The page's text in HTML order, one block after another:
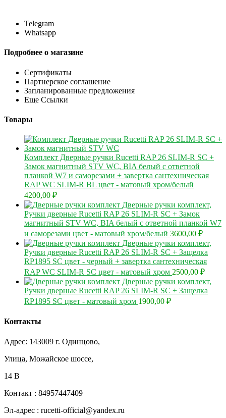
Telegram
Whatsapp
Подробнее о магазине
Сертификаты
Партнерское соглашение
Запланированные предложения
Еще Ссылки
Товары
Комплект Дверные ручки Rucetti RAP 26 SLIM-R SC +
Замок магнитный STV WC, BIA белый с ответной
планкой W7 и саморезами + завертка сантехническая
RAP WC SLIM-R BL цвет - матовый хром/белый
4200,00 ₽
Дверные ручки комплект,
Ручки дверные Rucetti RAP 26 SLIM-R SC + Замок
магнитный STV WC, BIA белый с ответной планкой W7
и саморезами цвет - матовый хром/белый 3600,00 ₽
Дверные ручки комплект,
Ручки дверные Rucetti RAP 26 SLIM-R SC + Защелка
RP1895 SC цвет - черный + завертка сантехническая
RAP WC SLIM-R SC цвет - матовый хром 2500,00 ₽
Дверные ручки комплект,
Ручки дверные Rucetti RAP 26 SLIM-R SC + Защелка
RP1895 SC цвет - матовый хром 1900,00 ₽
Контакты
Адрес: 143009 г. Одинцово,
Улица, Можайское шоссе,
14 В
Контакт : 84957447409
Эл-адрес : rucetti-official@yandex.ru